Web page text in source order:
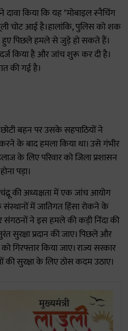
किया कि यह "मोबाइल स्नैचिंग
चोट आई है।हालांकि, पुलिस को शक
पिछले हमले से जुड़े हो सकते हैं।
किया है और जांच शुरू कर दी है।
की गई है।
बहन पर उसके सहपाठियों ने
के बाद हमला किया था। उसे गंभीर
के लिए परिवार को जिला प्रशासन
पड़ा।
की अध्यक्षता में एक जांच आयोग
में जातिगत हिंसा रोकने के
संगठनों ने इस हमले की कड़ी निंदा की
सुरक्षा प्रदान की जाए। पिछले और
गिरफ्तार किया जाए। राज्य सरकार
की सुरक्षा के लिए ठोस कदम उठाए।